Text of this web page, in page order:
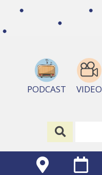
PODCAST VIDEO